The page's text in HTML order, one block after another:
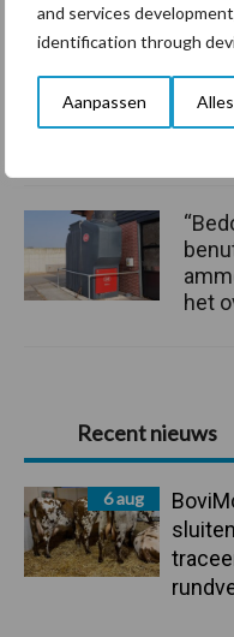
and services
identification through
Aanpassen
Primaire
Sidebar
Recent nieuws
6 aug
het